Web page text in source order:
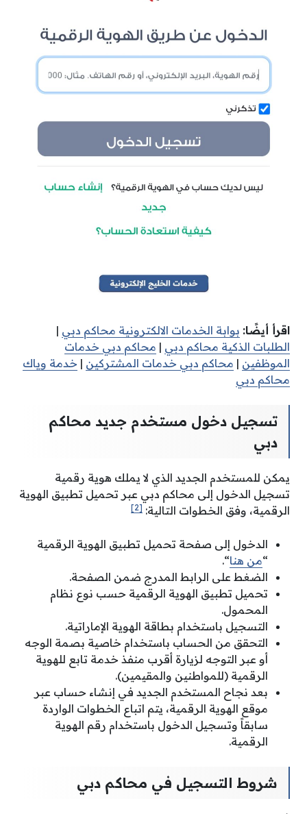
اقرأ أيضًا: بوابة الخدمات الالكترونية محاكم دبي |
الطلبات الذكية محاكم دبي | محاكم دبي خدمات
الموظفين | محاكم دبي خدمات المشتركين | خدمة وياك
محاكم دبي
تسجيل دخول مستخدم جديد محاكم
دبي
يمكن للمستخدم الجديد الذي لا يملك هوية رقمية
تسجيل الدخول إلى محاكم دبي عبر تحميل تطبيق الهوية
الرقمية، وفق الخطوات التالية: [2]
الدخول إلى صفحة تحميل تطبيق الهوية الرقمية
“من هنا“.
الضغط على الرابط المدرج ضمن الصفحة.
تحميل تطبيق الهوية الرقمية حسب نوع نظام
المحمول.
التسجيل باستخدام بطاقة الهوية الإماراتية.
التحقق من الحساب باستخدام خاصية بصمة الوجه
أو عبر التوجه لزيارة أقرب منفذ خدمة تابع للهوية
الرقمية (للمواطنين والمقيمين).
بعد نجاح المستخدم الجديد في إنشاء حساب عبر
موقع الهوية الرقمية، يتم اتباع الخطوات الواردة
سابقاً وتسجيل الدخول باستخدام رقم الهوية
الرقمية.
شروط التسجيل في محاكم دبي